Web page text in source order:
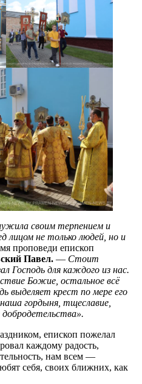
своим терпением и
лицом не только людей, но и
проповеди епископ
Павел. — Стоит
Господь для каждого из нас.
Божие, остальное всё
выделяет крест по мере его
гордыня, тщеславие,
епископ пожелал
каждому радость,
нам всем —
себя, своих ближних, как